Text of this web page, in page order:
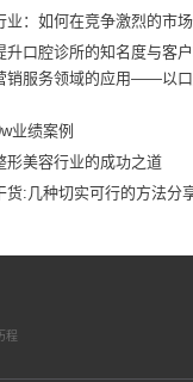
：如何在竞争激烈的市场
口腔诊所的知名度与客户
销服务领域的应用——以
业绩案例
形美容行业的成功之道
货:几种切实可行的方法分
程